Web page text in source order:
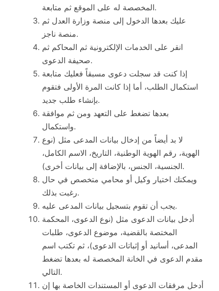
المخصصة له على الموقع ثم متابعة.
عليك بعدها الدخول إلى منصة وزارة العدل ثم
منصة ناجز.
انقر على الخدمات الإلكترونية ثم المحاكم ثم
صحيفة الدعوى.
إذا كنت قد سجلت دعوى مسبقاً فعليك متابعة
استكمال الطلب، أما إذا كانت المرة الأولى فتقوم
بإنشاء طلب جديد.
بعدها تضغط على التعهد ومن ثم موافقة
واستكمال.
لا بد أيضاً من إدخال بيانات المدعى مثل (نوع
الهوية، رقم الهوية الوطنية، التاريخ، الاسم الكامل،
الجنسية، الجنس، بالإضافة إلى بيانات أخرى).
ويمكنك اختيار وكيل أو محامي متخصص في حال
رغبت بذلك.
يجب أن تقوم بتسجيل بيانات المدعى عليه.
أدخل بيانات الدعوى مثل (نوع الدعوى، المحكمة
المختصة بالقضية، موضوع الدعوى، طلبات
المدعى، أسانيد أو إثباتات الدعوى)، ثم تكتب اسم
مقدم الدعوى في الخانة المخصصة له بعدها تضغط
التالي.
أدخل مرفقات الدعوى أو المستندات الخاصة بها إن